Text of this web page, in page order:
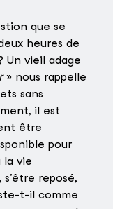
que se
heures de
Un vieil adage
» nous rappelle
sans
il est
être
pour
la vie
reposé,
t-il comme